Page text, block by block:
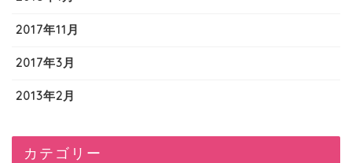
2017年11月
2017年3月
2013年2月
カテゴリー